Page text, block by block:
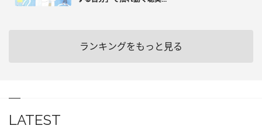
ランキングをもっと見る
LATEST